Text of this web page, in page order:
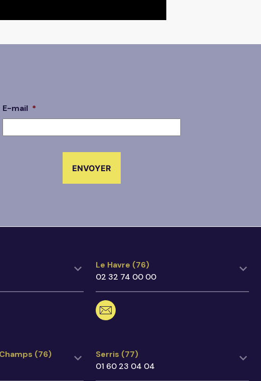
E-mail *
Le Havre (76)
02 32 74 00 00
lehavre@ecegroupe.fr
167 Boulevard de Strasbourg,
76600 Le Havre
Le Havre (76)
02 32 74 00 00
(76)
(76)
Serris (77)
01 60 23 04 04
Serris (77)
01 60 23 04 04